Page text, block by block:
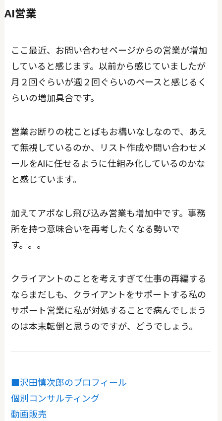
AI営業
ここ最近、お問い合わせページからの営業が増加
していると感じます。以前から感じていましたが
月２回ぐらいが週２回ぐらいのペースと感じるく
らいの増加具合です。
営業お断りの枕ことばもお構いなしなので、あえ
て無視しているのか、リスト作成や問い合わせメ
ールをAIに任せるように仕組み化しているのかな
と感じています。
加えてアポなし飛び込み営業も増加中です。事務
所を持つ意味合いを再考したくなる勢いで
す。。。
クライアントのことを考えすぎて仕事の再編する
ならまだしも、クライアントをサポートする私の
サポート営業に私が対処することで病んでしまう
のは本末転倒と思うのですが、どうでしょう。
■沢田慎次郎のプロフィール
個別コンサルティング
動画販売